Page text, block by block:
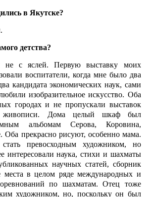
в Якутске?
детства?
с яслей. Первую выставку моих
воспитатели, когда мне было два
кандидата экономических наук, сами
изобразительное искусство. Оба
городах и не пропускали выставок
живописи. Дома целый шкаф был
альбомам Серова, Коровина,
Оба прекрасно рисуют, особенно мама.
превосходным художником, но
интересовали наука, стихи и шахматы
научных статей, сборник
места в целом ряде международных и
по шахматам. Отец тоже
художником, но, поскольку он был